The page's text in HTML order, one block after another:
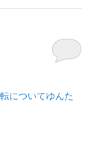
についてゆんた